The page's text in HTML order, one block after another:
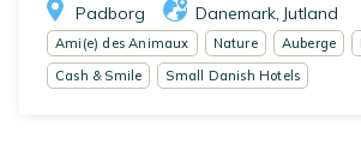
Padborg Danemark Jutland
Ami(e) des Animaux Nature Auberge
Cash & Smile
Small Danish Hotels